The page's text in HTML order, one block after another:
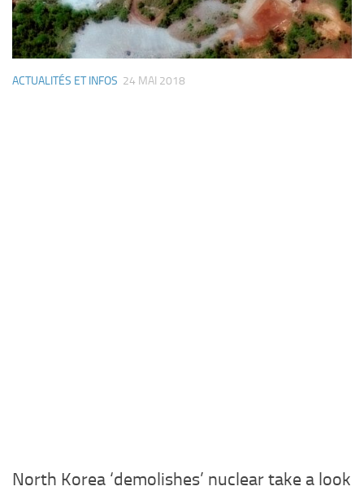
ACTUALITÉS ET INFOS 24 MAI 2018
North Korea ‘demolishes’ nuclear take a look